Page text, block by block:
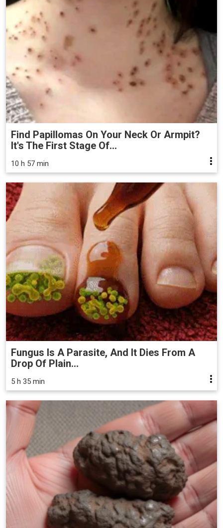
Find Papillomas On Your Neck Or Armpit?
It's The First Stage Of...
10 h 57 min
Fungus Is A Parasite, And It Dies From A
Drop Of Plain...
5 h 35 min